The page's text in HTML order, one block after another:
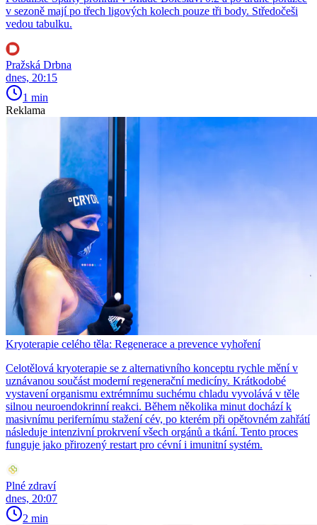
v sezoně mají po třech ligových kolech pouze tři body. Středočeši
vedou tabulku.
Pražská Drbna
dnes, 20:15
1 min
Reklama
Kryoterapie celého těla: Regenerace a prevence vyhoření
Celotělová kryoterapie se z alternativního konceptu rychle mění v
uznávanou součást moderní regenerační medicíny. Krátkodobé
vystavení organismu extrémnímu suchému chladu vyvolává v těle
silnou neuroendokrinní reakci. Během několika minut dochází k
masivnímu perifernímu stažení cév, po kterém při opětovném zahřátí
následuje intenzivní prokrvení všech orgánů a tkání. Tento proces
funguje jako přirozený restart pro cévní i imunitní systém.
Plné zdraví
dnes, 20:07
2 min